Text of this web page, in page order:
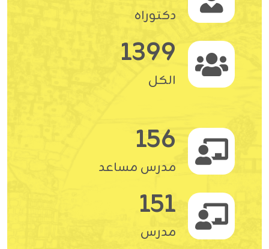
دكتوراه
1399
الكل
156
مدرس مساعد
151
مدرس